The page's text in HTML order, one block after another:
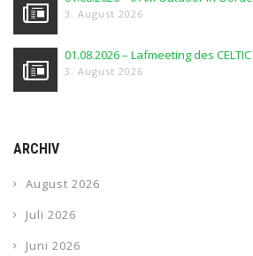
3. August 2026
01.08.2026 – Lafmeeting des
3. August 2026
ARCHIV
August 2026
Juli 2026
Juni 2026